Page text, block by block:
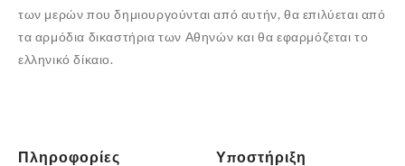
των μερών που δημιουργούνται από αυτήν, θα επιλύεται από
τα αρμόδια δικαστήρια των Αθηνών και θα εφαρμόζεται το
ελληνικό δίκαιο.
Πληροφορίες Υποστήριξη